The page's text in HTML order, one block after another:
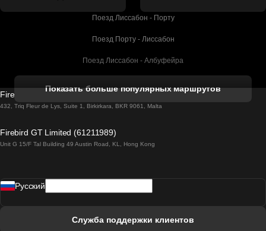
Поезд Лиссабон - Порту
Поезд Порту - Лиссабон
Поезд Лиссабон - Албуфейра
Поезд Лиссабон - Лагос
Поезд Лиссабон - Мадрид
Показать больше популярных маршрутов
Firebird GT Limited (OC 1451)
432, Triq Fleur de Lys, Suite 1, Birkirkara, BKR 9061, Malta
Firebird GT Limited (61211989)
Unit G 15/F Tal Building 49 Austin Road, KL, Hong Kong
Pусский
Служба поддержки клиентов